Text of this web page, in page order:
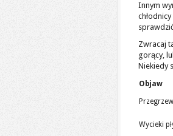
Innym
Zwracaj
gorący,
Niekiedy
Objaw
Wycieki